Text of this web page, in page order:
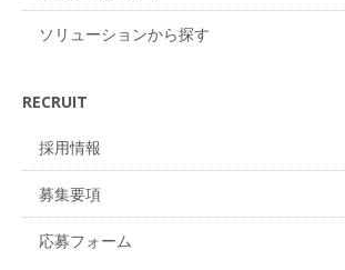
ソリューションから探す
RECRUIT
採用情報
募集要項
応募フォーム